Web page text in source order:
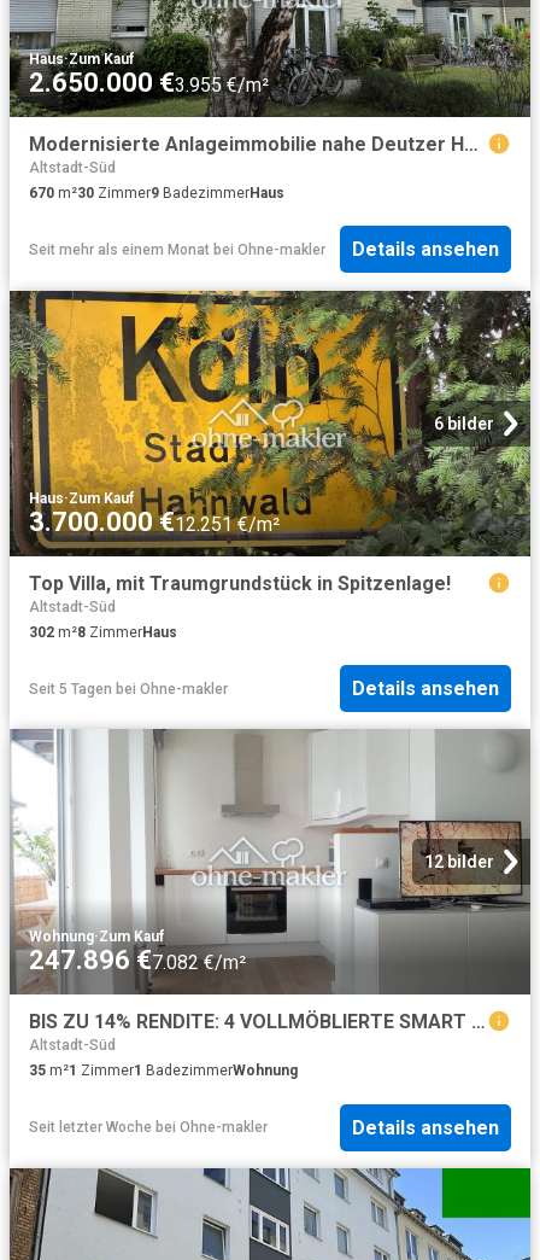
Haus·Zum Kauf
2.650.000 €3.955 €/m²
Modernisierte Anlageimmobilie nahe Deutzer Hafen mit langfristigem Entwicklungspotential
Altstadt-Süd
670 m²30 Zimmer9 BadezimmerHaus
Seit mehr als einem Monat bei Ohne-makler Details ansehen
6 bilder
Haus·Zum Kauf
3.700.000 €12.251 €/m²
Top Villa, mit Traumgrundstück in Spitzenlage!
Altstadt-Süd
302 m²8 ZimmerHaus
Seit 5 Tagen bei Ohne-makler Details ansehen
12 bilder
Wohnung·Zum Kauf
247.896 €7.082 €/m²
BIS ZU 14% RENDITE: 4 VOLLMÖBLIERTE SMART HOMES IN CITY BESTLAGE
Altstadt-Süd
35 m²1 Zimmer1 BadezimmerWohnung
Seit letzter Woche bei Ohne-makler Details ansehen